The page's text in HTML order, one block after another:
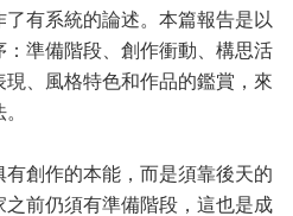
有系統的論述。本篇報告是以
準備階段、創作衝動、構思活
、風格特色和作品的鑑賞，來
創作的本能，而是須靠後天的
前仍須有準備階段，這也是成